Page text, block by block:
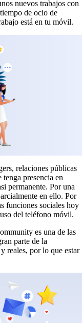
nuevos trabajos con
de ocio de
está en tu móvil.
relaciones públicas
presencia en
permanente. Por una
en ello. Por
funciones sociales hoy
del teléfono móvil.
es una de las
parte de la
reales, por lo que estar